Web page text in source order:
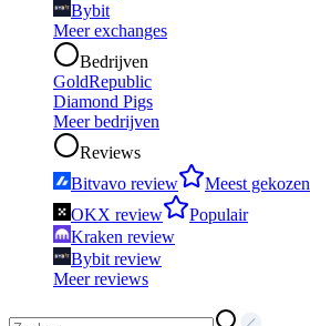
Bybit
Meer exchanges
Bedrijven
GoldRepublic
Diamond Pigs
Meer bedrijven
Reviews
Bitvavo review
Meest gekozen
OKX review
Populair
Kraken review
Bybit review
Meer reviews